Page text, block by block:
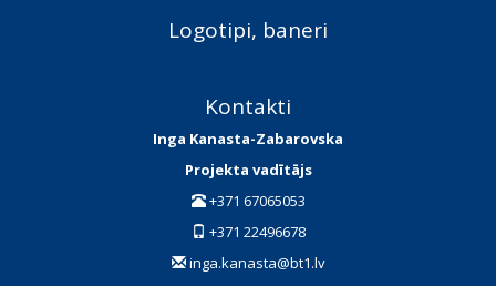
Logotipi, baneri
Kontakti
Inga Kanasta-Zabarovska
Projekta vadītājs
+371 67065053
+371 22496678
inga.kanasta@bt1.lv